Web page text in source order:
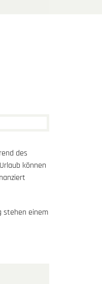
des
können
stehen einem